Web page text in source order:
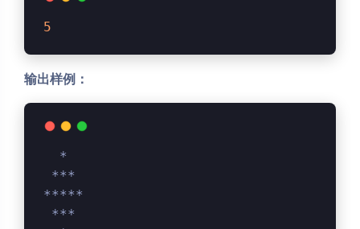
5
输出样例：
  *
***
*****
***